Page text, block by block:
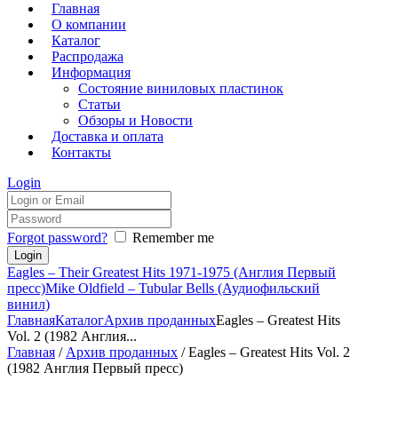
Главная
О компании
Каталог
Распродажа
Информация
Состояние виниловых пластинок
Статьи
Обзоры и Новости
Доставка и оплата
Контакты
Login
Forgot password? Remember me
Eagles – Their Greatest Hits 1971-1975 (Англия Первый
пресс)Mike Oldfield – Tubular Bells (Аудиофильский
винил)
ГлавнаяКаталогАрхив проданныхEagles – Greatest Hits
Vol. 2 (1982 Англия...
Главная / Архив проданных / Eagles – Greatest Hits Vol. 2
(1982 Англия Первый пресс)